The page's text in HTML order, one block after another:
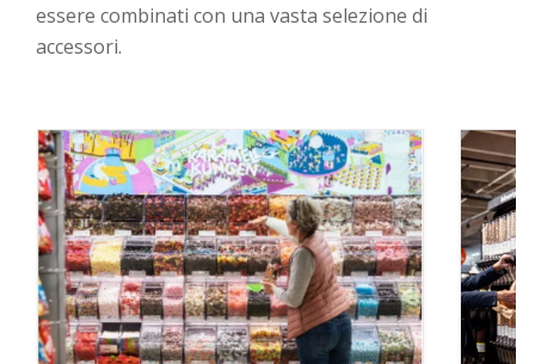
essere combinati con una vasta selezione di
accessori.